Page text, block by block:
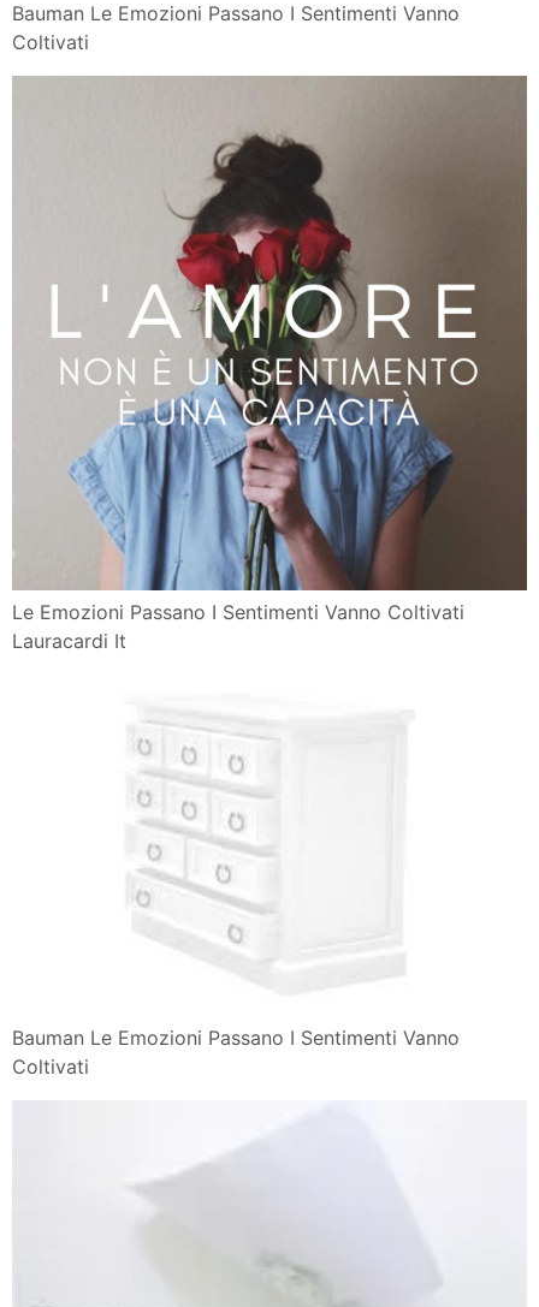
Bauman Le Emozioni Passano I Sentimenti Vanno
Coltivati
Le Emozioni Passano I Sentimenti Vanno Coltivati
Lauracardi It
Bauman Le Emozioni Passano I Sentimenti Vanno
Coltivati